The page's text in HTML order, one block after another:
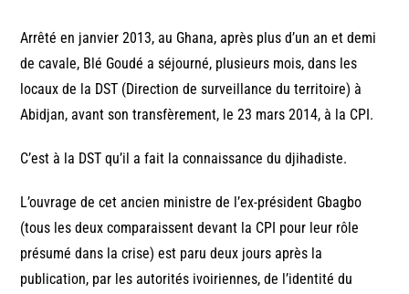
Arrêté en janvier 2013, au Ghana, après plus d’un an et demi
de cavale, Blé Goudé a séjourné, plusieurs mois, dans les
locaux de la DST (Direction de surveillance du territoire) à
Abidjan, avant son transfèrement, le 23 mars 2014, à la CPI.
C’est à la DST qu’il a fait la connaissance du djihadiste.
L’ouvrage de cet ancien ministre de l’ex-président Gbagbo
(tous les deux comparaissent devant la CPI pour leur rôle
présumé dans la crise) est paru deux jours après la
publication, par les autorités ivoiriennes, de l’identité du